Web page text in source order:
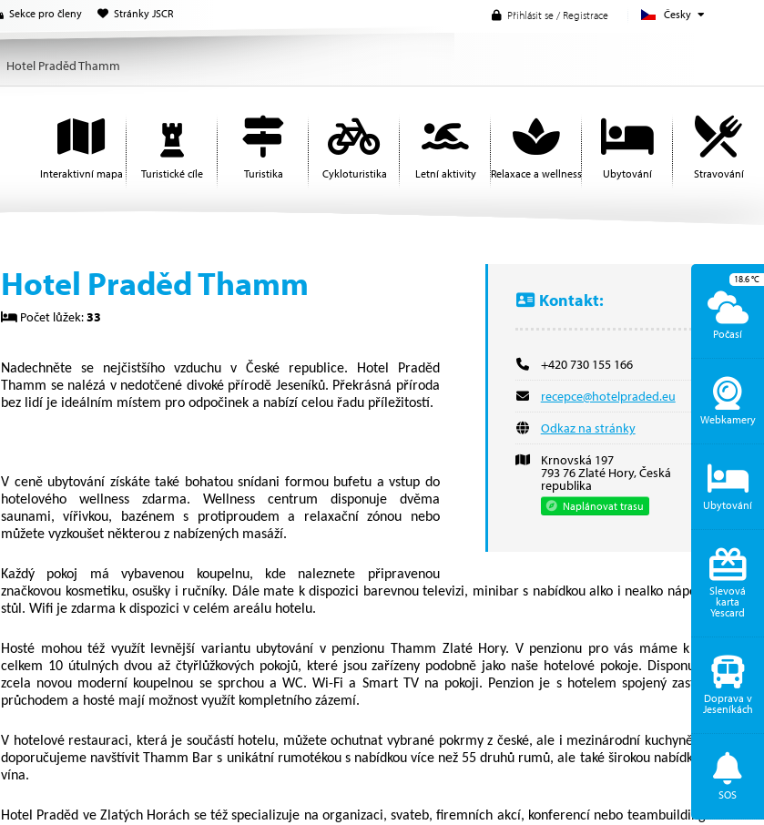
Česky
Přihlásit se / Registrace
Sekce pro členy Stránky JSCR
Hotel Praděd Thamm
Interaktivní mapa Turistické cíle Turistika Cykloturistika Letní aktivity Relaxace a wellness Ubytování Stravování
Kontakt:
+420 730 155 166
recepce@hotelpraded.eu
Odkaz na stránky
Krnovská 197
793 76 Zlaté Hory, Česká
republika
Naplánovat trasu
Hotel Praděd Thamm
Počet lůžek:33
Nadechněte se nejčistšího vzduchu v České republice. Hotel Praděd
Thamm se nalézá v nedotčené divoké přírodě Jeseníků. Překrásná příroda
bez lidí je ideálním místem pro odpočinek a nabízí celou řadu příležitostí.
V ceně ubytování získáte také bohatou snídani formou bufetu a vstup do
hotelového wellness zdarma. Wellness centrum disponuje dvěma
saunami, vířivkou, bazénem s protiproudem a relaxační zónou nebo
můžete vyzkoušet některou z nabízených masáží.
Každý pokoj má vybavenou koupelnu, kde naleznete připravenou
značkovou kosmetiku, osušky i ručníky. Dále mate k dispozici barevnou televizi, minibar s nabídkou alko i nealko nápoji i psací
stůl. Wifi je zdarma k dispozici v celém areálu hotelu.
Hosté mohou též využít levnější variantu ubytování v penzionu Thamm Zlaté Hory. V penzionu pro vás máme k dispozici
celkem 10 útulných dvou až čtyřlůžkových pokojů, které jsou zařízeny podobně jako naše hotelové pokoje. Disponují vlastní
zcela novou moderní koupelnou se sprchou a WC. Wi-Fi a Smart TV na pokoji. Penzion je s hotelem spojený zastřešeným
průchodem a hosté mají možnost využít kompletního zázemí.
V hotelové restauraci, která je součástí hotelu, můžete ochutnat vybrané pokrmy z české, ale i mezinárodní kuchyně. A večer
doporučujeme navštívit Thamm Bar s unikátní rumotékou s nabídkou více než 55 druhů rumů, ale také širokou nabídkou piva a
vína.
Hotel Praděd ve Zlatých Horách se též specializuje na organizaci, svateb, firemních akcí, konferencí nebo teambuildingu. Více
Počasí
18.6°C
Webkamery
Ubytování
Slevová
karta
Yescard
Doprava v
Jeseníkách
SOS